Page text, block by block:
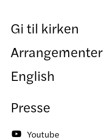
Gi til kirken
Arrangementer
English
Presse
 Youtube